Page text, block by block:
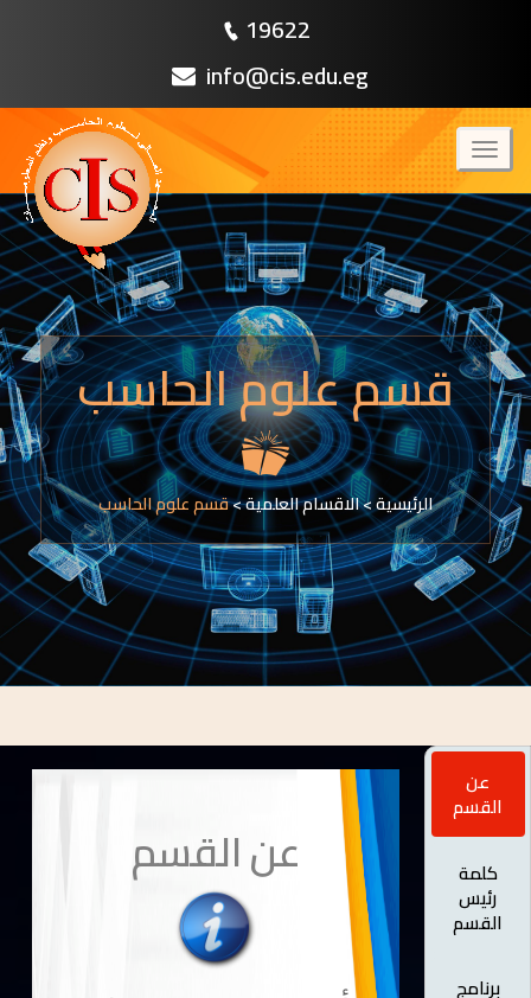
19622
info@cis.edu.eg
قسم علوم الحاسب
الرئيسية>الاقسام العلمية>قسم علوم الحاسب
عن
القسم
كلمة
رئيس
القسم
برنامج
عن القسم